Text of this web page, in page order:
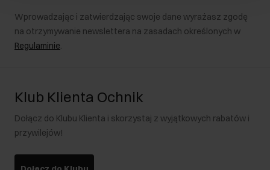
Wprowadzając i zatwierdzając swoje dane wyrażasz zgodę
na otrzymywanie newslettera na zasadach określonych w
Regulaminie.
Klub Klienta Ochnik
Dołącz do Klubu Klienta i skorzystaj z wyjątkowych rabatów i
przywilejów!